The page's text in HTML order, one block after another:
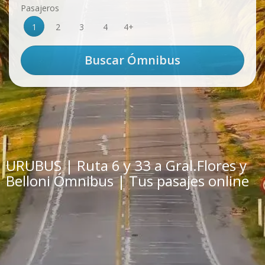
Pasajeros
1
2 3 4 4+
URUBUS | Ruta 6 y 33 a Gral.Flores y
Belloni Ómnibus | Tus pasajes online